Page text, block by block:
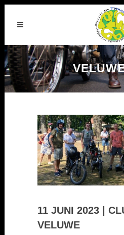
11 JUNI 2023 |
VELUWE